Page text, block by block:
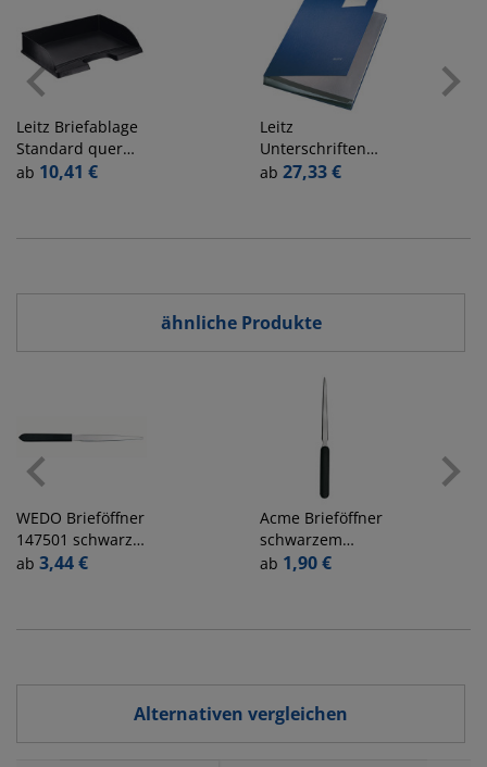
Leitz Briefablage
Standard quer
Plus 5218-00-95,
Polystyrol
ab 10,41 €
Leitz
Unterschriftenmappe
5700 5700-00-35,
Kunststoff blau +
ab 27,33 €
ähnliche Produkte
WEDO Brieföffner
147501 schwarz
Edelstahl 147501
ab 3,44 €
Acme Brieföffner
schwarzem
Kunststoffgri
ab 1,90 €
Alternativen vergleichen